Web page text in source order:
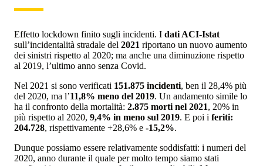
Effetto lockdown finito sugli incidenti. I dati ACI-Istat
sull’incidentalità stradale del 2021 riportano un nuovo aumento
dei sinistri rispetto al 2020; ma anche una diminuzione rispetto
al 2019, l’ultimo anno senza Covid.
Nel 2021 si sono verificati 151.875 incidenti, ben il 28,4% più
del 2020, ma l’11,8% meno del 2019. Un andamento simile lo
ha il confronto della mortalità: 2.875 morti nel 2021, 20% in
più rispetto al 2020, 9,4% in meno sul 2019. E poi i feriti:
204.728, rispettivamente +28,6% e -15,2%.
Dunque possiamo essere relativamente soddisfatti: i numeri del
2020, anno durante il quale per molto tempo siamo stati